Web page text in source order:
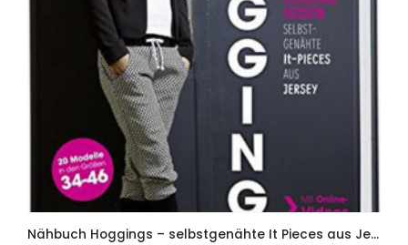
Nähbuch Hoggings – selbstgenähte It Pieces aus Jersey.